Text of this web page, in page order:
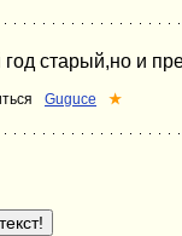
старый,но и
Guguce ★